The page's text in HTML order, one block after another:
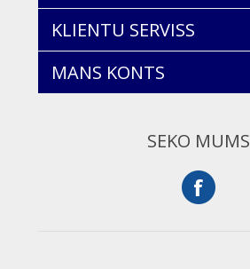
KLIENTU SERVISS
MANS KONTS
SEKO MUMS